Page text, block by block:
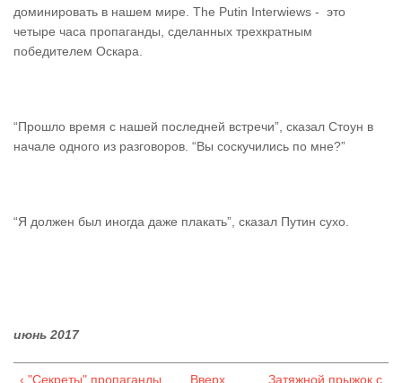
доминировать в нашем мире. The Putin Interwiews - это
четыре часа пропаганды, сделанных трехкратным
победителем Оскара.
“Прошло время с нашей последней встречи”, сказал Стоун в
начале одного из разговоров. “Вы соскучились по мне?”
“Я должен был иногда даже плакать”, сказал Путин сухо.
июнь 2017
‹ "Секреты" пропаганды Вверх Затяжной прыжок с